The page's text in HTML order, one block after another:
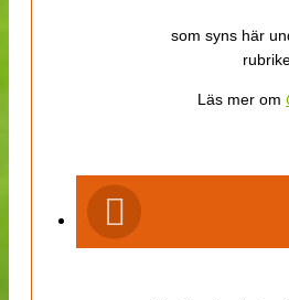
som syns här
Läs mer om